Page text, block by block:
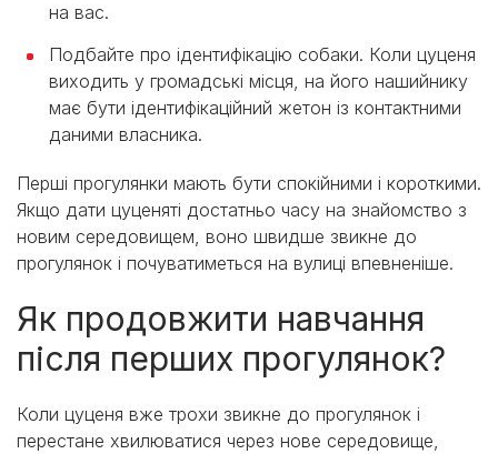
на вас.
Подбайте про ідентифікацію собаки. Коли цуценя
виходить у громадські місця, на його нашийнику
має бути ідентифікаційний жетон із контактними
даними власника.
Перші прогулянки мають бути спокійними і короткими.
Якщо дати цуценяті достатньо часу на знайомство з
новим середовищем, воно швидше звикне до
прогулянок і почуватиметься на вулиці впевненіше.
Як продовжити навчання
після перших прогулянок?
Коли цуценя вже трохи звикне до прогулянок і
перестане хвилюватися через нове середовище,